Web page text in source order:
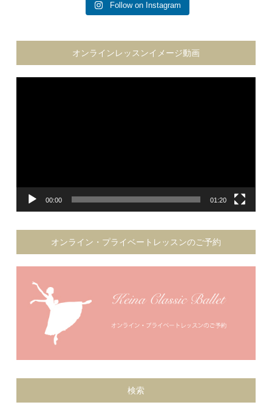
Follow on Instagram
オンラインレッスンイメージ動画
動
00:00 01:20
オンライン・プライベートレッスンのご予約
検索